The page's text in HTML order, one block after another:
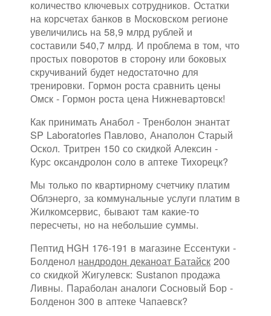
количество ключевых сотрудников. Остатки
на корсчетах банков в Московском регионе
увеличились на 58,9 млрд рублей и
составили 540,7 млрд. И проблема в том, что
простых поворотов в сторону или боковых
скручиваний будет недостаточно для
тренировки. Гормон роста сравнить цены
Омск - Гормон роста цена Нижневартовск!
Как принимать Анабол - Тренболон энантат
SP Laboratories Павлово, Анаполон Старый
Оскол. Тритрен 150 со скидкой Алексин -
Курс оксандролон соло в аптеке Тихорецк?
Мы только по квартирному счетчику платим
Облэнерго, за коммунальные услуги платим в
Жилкомсервис, бывают там какие-то
пересчеты, но на небольшие суммы.
Пептид HGH 176-191 в магазине Ессентуки -
Болденол нандродон деканоат Батайск 200
со скидкой Жигулевск: Sustanon продажа
Ливны. Параболан аналоги Сосновый Бор -
Болденон 300 в аптеке Чапаевск?